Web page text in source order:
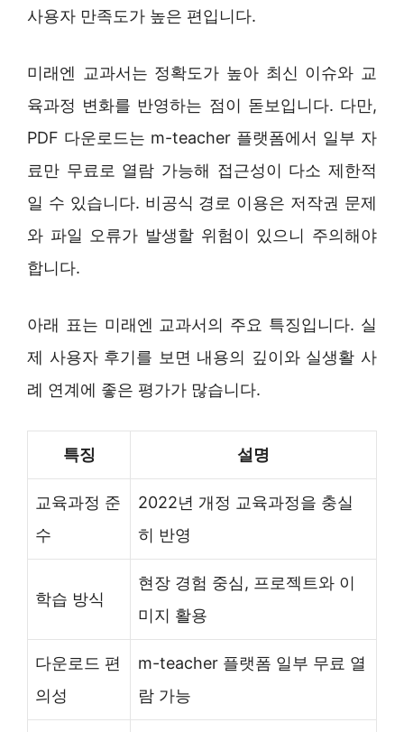
사용자 만족도가 높은 편입니다.
미래엔 교과서는 정확도가 높아 최신 이슈와 교
육과정 변화를 반영하는 점이 돋보입니다. 다만,
PDF 다운로드는 m-teacher 플랫폼에서 일부 자
료만 무료로 열람 가능해 접근성이 다소 제한적
일 수 있습니다. 비공식 경로 이용은 저작권 문제
와 파일 오류가 발생할 위험이 있으니 주의해야
합니다.
아래 표는 미래엔 교과서의 주요 특징입니다. 실
제 사용자 후기를 보면 내용의 깊이와 실생활 사
례 연계에 좋은 평가가 많습니다.
특징 설명
교육과정 준
수
2022년 개정 교육과정을 충실
히 반영
학습 방식
현장 경험 중심, 프로젝트와 이
미지 활용
다운로드 편
의성
m-teacher 플랫폼 일부 무료 열
람 가능